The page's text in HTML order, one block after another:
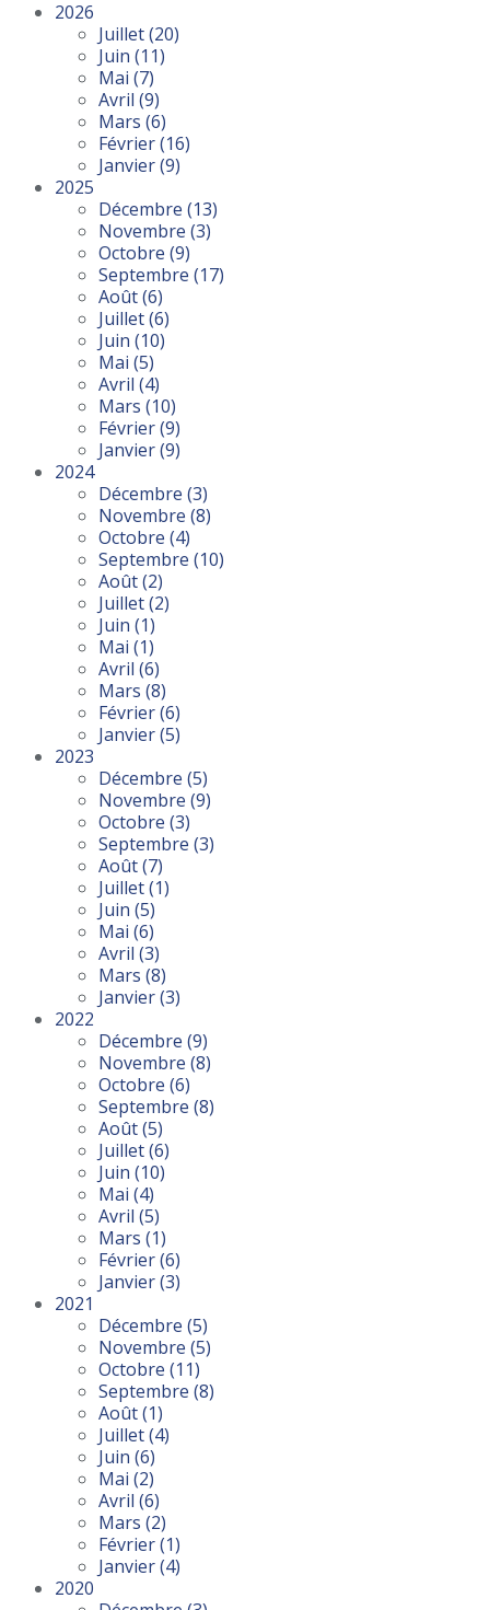
2026
Juillet(20)
Juin (11)
Mai (7)
Avril (9)
Mars (6)
Février(16)
Janvier(9)
2025
Décembre (13)
Novembre (3)
Octobre (9)
Septembre (17)
Août(6)
Juillet(6)
Juin (10)
Mai (5)
Avril (4)
Mars (10)
Février(9)
Janvier(9)
2024
Décembre (3)
Novembre (8)
Octobre (4)
Septembre (10)
Août(2)
Juillet(2)
Juin (1)
Mai (1)
Avril (6)
Mars (8)
Février(6)
Janvier(5)
2023
Décembre (5)
Novembre (9)
Octobre (3)
Septembre (3)
Août(7)
Juillet(1)
Juin (5)
Mai (6)
Avril (3)
Mars (8)
Janvier(3)
2022
Décembre (9)
Novembre (8)
Octobre (6)
Septembre (8)
Août(5)
Juillet(6)
Juin (10)
Mai (4)
Avril (5)
Mars (1)
Février(6)
Janvier(3)
2021
Décembre (5)
Novembre (5)
Octobre (11)
Septembre (8)
Août(1)
Juillet(4)
Juin (6)
Mai (2)
Avril (6)
Mars (2)
Février(1)
Janvier(4)
2020